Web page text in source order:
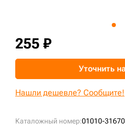
Каталожный номер:01010-
255 ₽
Уточнить
Нашли дешевле? Сообщите!